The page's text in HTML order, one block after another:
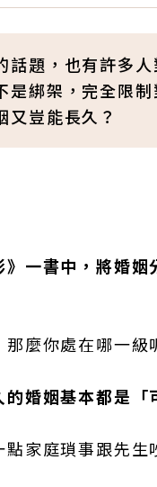
題，也有許多
綁架，完全限
豈能長久？
一書中，將婚姻
麼你處在哪一級
婚姻基本都是「
家庭瑣事跟先生